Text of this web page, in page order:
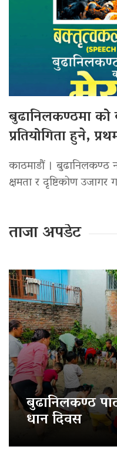
बुढानिलकण्ठमा
प्रतियोगिता हुने,
काठमाडौं । बुढानिलकण्ठ
क्षमता र दृष्टिकोण उजागर
ताजा अपडेट
बुढानिलकण्ठ
धान दिवस